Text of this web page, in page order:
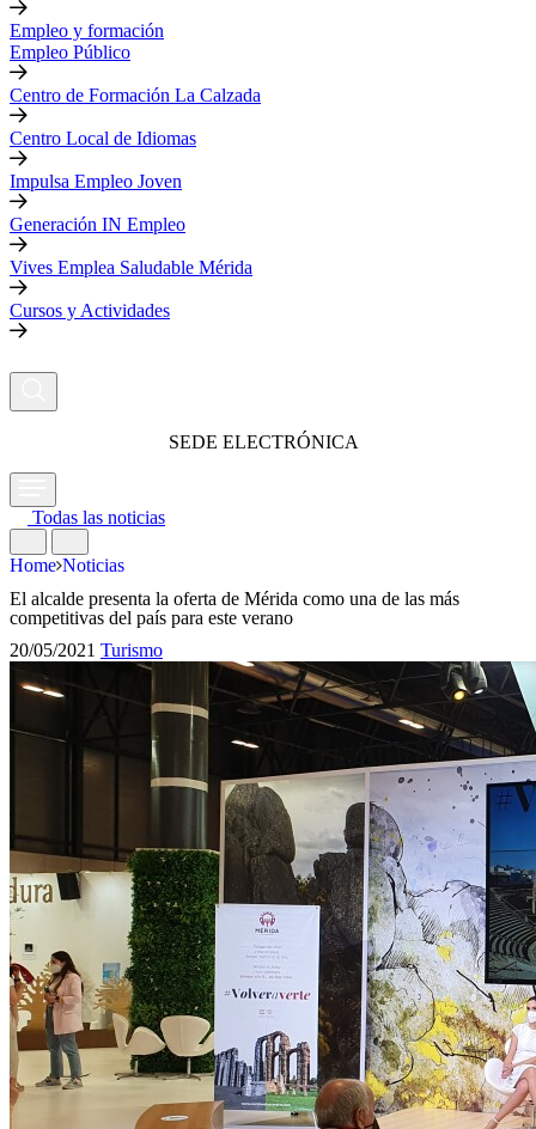
Empleo y formación
Empleo Público
Centro de Formación La Calzada
Centro Local de Idiomas
Impulsa Empleo Joven
Generación IN Empleo
Vives Emplea Saludable Mérida
Cursos y Actividades
SEDE ELECTRÓNICA
Todas las noticias
Home Noticias
El alcalde presenta la oferta de Mérida como una de las más
competitivas del país para este verano
20/05/2021 Turismo